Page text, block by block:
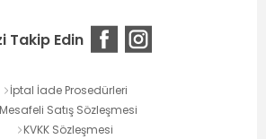
Takip Edin
İptal İade Prosedürleri
Mesafeli Satış Sözleşmesi
KVKK Sözleşmesi